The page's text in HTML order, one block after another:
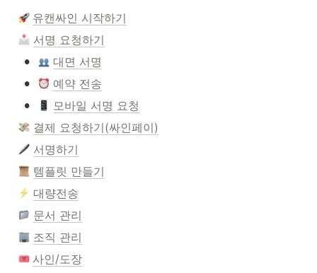
유캔싸인 시작하기
서명 요청하기
• 대면 서명
• 예약 전송
•
모바일 서명 요청
결제 요청하기(싸인페이)
서명하기
템플릿 만들기
대량전송
문서 관리
조직 관리
사인/도장